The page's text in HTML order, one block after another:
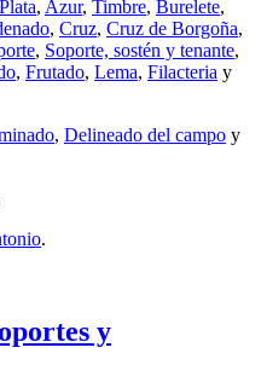
Plata, Azur, Timbre, Burelete,
, Cruz, Cruz de Borgoña,
, Soporte, sostén y tenante,
, Frutado, Lema, Filacteria y
, Delineado del campo y
.
y